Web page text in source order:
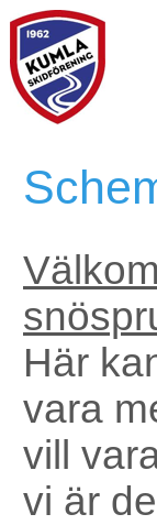
Här
vara
vill
vi är